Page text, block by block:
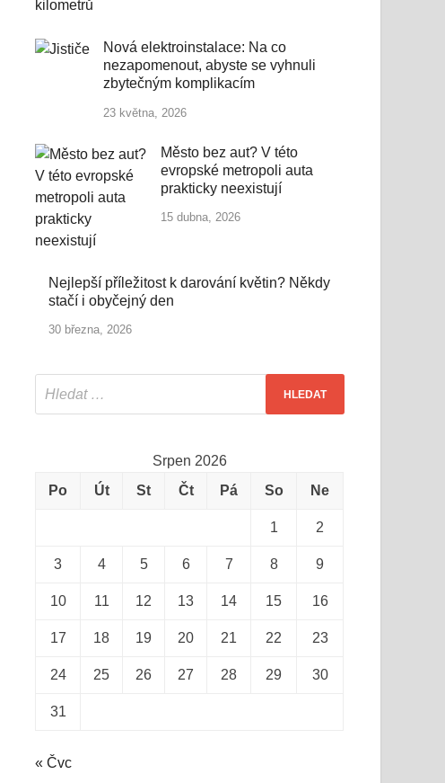
Nová elektroinstalace: Na co
nezapomenout, abyste se vyhnuli
zbytečným komplikacím
23 května, 2026
Město bez aut? V této
evropské metropoli auta
prakticky neexistují
15 dubna, 2026
Nejlepší příležitost k darování květin? Někdy
stačí i obyčejný den
30 března, 2026
Srpen 2026
Po
Út St Čt Pá So Ne
1 2
3 4 5 6 7 8 9
10 11 12 13 14 15 16
17 18 19 20 21 22 23
24 25 26 27 28 29 30
31
« Čvc